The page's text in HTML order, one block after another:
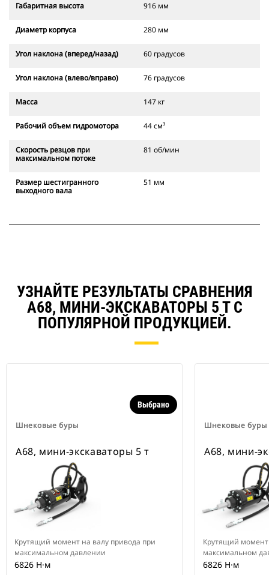
Габаритная высота 916 мм
Диаметр корпуса 280 мм
Угол наклона (вперед/назад) 60 градусов
Угол наклона (влево/вправо) 76 градусов
Масса 147 кг
Рабочий объем гидромотора 44 см³
Скорость резцов при
максимальном потоке
81 об/мин
Размер шестигранного
выходного вала
51 мм
УЗНАЙТЕ РЕЗУЛЬТАТЫ СРАВНЕНИЯ
A68, МИНИ-ЭКСКАВАТОРЫ 5 Т С
ПОПУЛЯРНОЙ ПРОДУКЦИЕЙ.
Шнековые буры
Выбрано
A68, мини-экскаваторы 5 т
Крутящий момент на валу привода при
максимальном давлении
6826 Н·м
Шнековые буры
A68, мини-
Крутящий
максимальном
6826 Н·м